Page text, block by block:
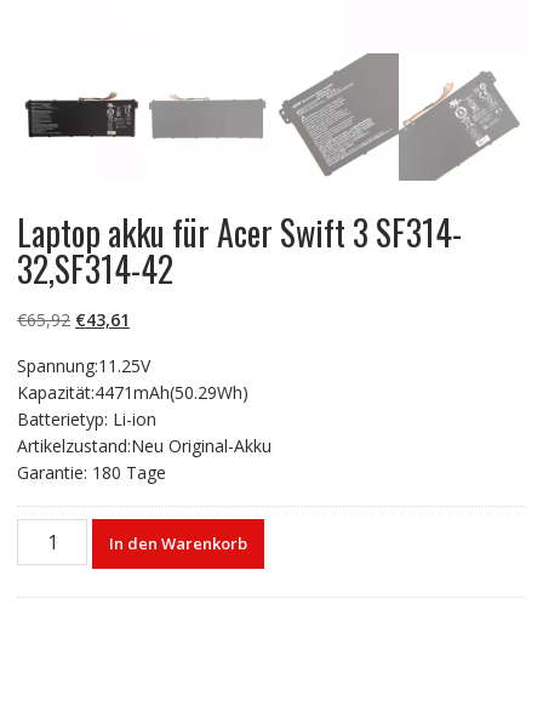
Laptop akku für Acer Swift 3 SF314-
32,SF314-42
€65,92 Ursprünglicher
war:
€65,92
€43,61
ist:
€43,61.
Spannung:11.25V
Kapazität:4471mAh(50.29Wh)
Batterietyp: Li-ion
Artikelzustand:Neu Original-Akku
Garantie: 180 Tage
Laptop
In den Warenkorb